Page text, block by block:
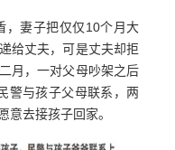
，妻子把仅仅10个月大
给丈夫，可是丈夫却拒
月，一对父母吵架之后
警与孩子父母联系，两
意去接孩子回家。